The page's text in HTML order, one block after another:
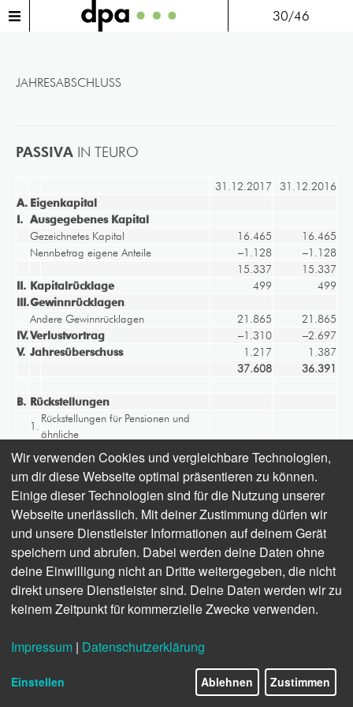
30/46
JAHRESABSCHLUSS
PASSIVA IN TEURO
31.12.2017
31.12.2016
A. Eigenkapital
I. Ausgegebenes Kapital
Gezeichnetes Kapital
16.465
16.465
Nennbetrag eigene Anteile
–1.128
–1.128
15.337
15.337
II. Kapitalrücklage 499
499
III.Gewinnrücklagen
Andere Gewinnrücklagen
21.865
21.865
IV.Verlustvortrag –1.310 –2.697
V. Jahresüberschuss 1.217
1.387
37.608
36.391
B. Rückstellungen
1.
Rückstellungen für Pensionen und
ähnliche
Verpflichtungen
3.613
48
3. Sonstige Rückstellungen 4.483
4.539
8.096
8.283
C.Verbindlichkeiten
1.
Verbindlichkeiten aus Lieferungen
und Leistungen
2.341
1.900
davon gegenüber Gesellschaftern:
TEuro 61 (Vorjahr: TEuro 51)
Verbindlichkeiten gegenüber
3.Sonstige Verbindlichkeiten
(Vorjahr: TEuro 831)
Wir verwenden Cookies und vergleichbare Technologien,
um dir diese Webseite optimal präsentieren zu können.
Einige dieser Technologien sind für die Nutzung unserer
Webseite unerlässlich. Mit deiner Zustimmung dürfen wir
und unsere Dienstleister Informationen auf deinem Gerät
speichern und abrufen. Dabei werden deine Daten ohne
deine Einwilligung nicht an Dritte weitergegeben, die nicht
direkt unsere Dienstleister sind. Deine Daten werden wir zu
keinem Zeitpunkt für kommerzielle Zwecke verwenden.
Impressum | Datenschutzerklärung
Einstellen Ablehnen Zustimmen